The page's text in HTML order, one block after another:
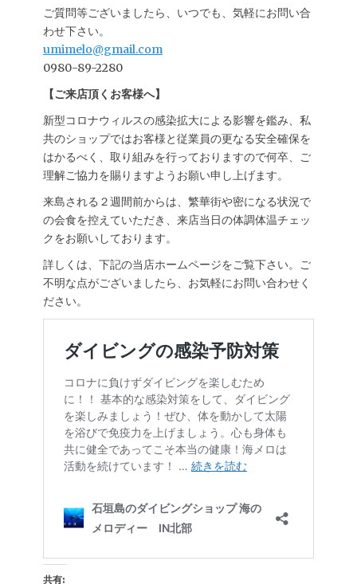
ご質問等ございましたら、いつでも、気軽にお問い合
わせ下さい。
umimelo@gmail.com
0980-89-2280
【ご来店頂くお客様へ】
新型コロナウィルスの感染拡大による影響を鑑み、私
共のショップではお客様と従業員の更なる安全確保を
はかるべく、取り組みを行っておりますので何卒、ご
理解ご協力を賜りますようお願い申し上げます。
来島される２週間前からは、繁華街や密になる状況で
の会食を控えていただき、来店当日の体調体温チェッ
クをお願いしております。
詳しくは、下記の当店ホームページをご覧下さい。ご
不明な点がございましたら、お気軽にお問い合わせく
ださい。
共有: